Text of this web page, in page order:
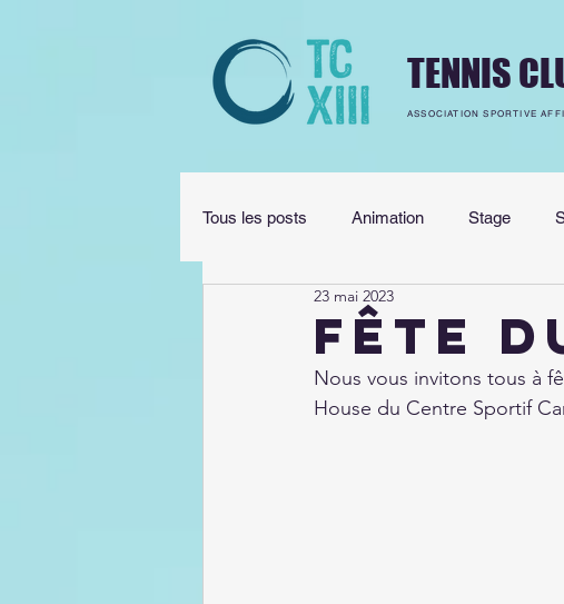
TENNIS
ASSOCIATION SPORTIVE
Tous les posts Animation Stage
Fermeture
Fête
23 mai 2023
Nous vous invitons tous à
House du Centre Sportif